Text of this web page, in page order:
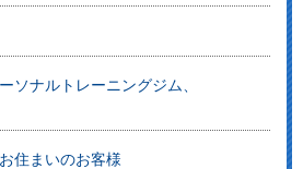
ソナルトレーニングジム、
住まいのお客様